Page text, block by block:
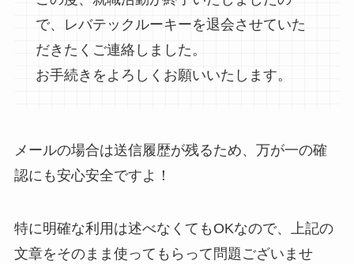
で、レバテックルーキーを退会させていた
だきたくご連絡しました。
お手続きをよろしくお願いいたします。
メールの場合は送信履歴が残るため、万が一の確
認にも安心安全ですよ！
特に明確な利用は述べなくてもOKなので、上記の
文章をそのまま使ってもらって問題ございませ